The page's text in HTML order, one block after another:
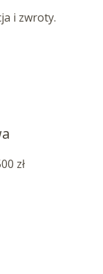
i zwroty.
zł